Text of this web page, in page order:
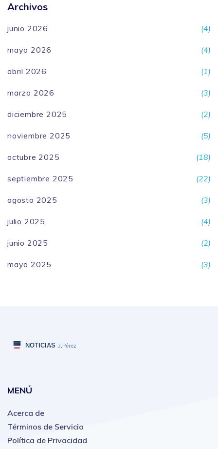
Archivos
junio 2026 (4)
mayo 2026 (4)
abril 2026 (1)
marzo 2026 (3)
diciembre 2025 (2)
noviembre 2025 (5)
octubre 2025 (18)
septiembre 2025 (22)
agosto 2025 (3)
julio 2025 (4)
junio 2025 (2)
mayo 2025 (3)
MENÚ
Acerca de
Términos de Servicio
Política de Privacidad